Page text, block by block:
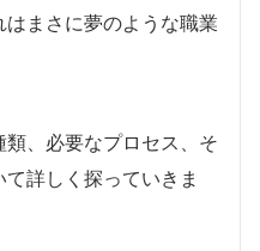
まさに夢のような職業
、必要なプロセス、そ
詳しく探っていきま